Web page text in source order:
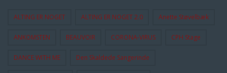
ALTING ER NOGET ALTING ER NOGET 2.0 Anette Støvelbæk
ANKOMSTEN BEAUVOIR CORONA-VIRUS CPH Stage
DANCE WITH ME Den Skaldede Sangerinde